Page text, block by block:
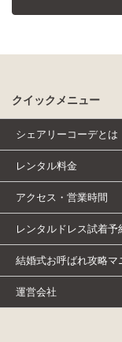
クイックメニュー
シェアリーコーデとは
レンタル料金
アクセス・営業時間
レンタルドレス試着予
結婚式お呼ばれ攻略マ
運営会社